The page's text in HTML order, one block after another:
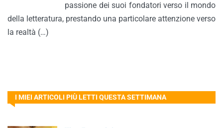
passione dei suoi fondatori verso il mondo
della letteratura, prestando una particolare attenzione verso
la realtà (…)
I MIEI ARTICOLI PIÙ LETTI QUESTA SETTIMANA